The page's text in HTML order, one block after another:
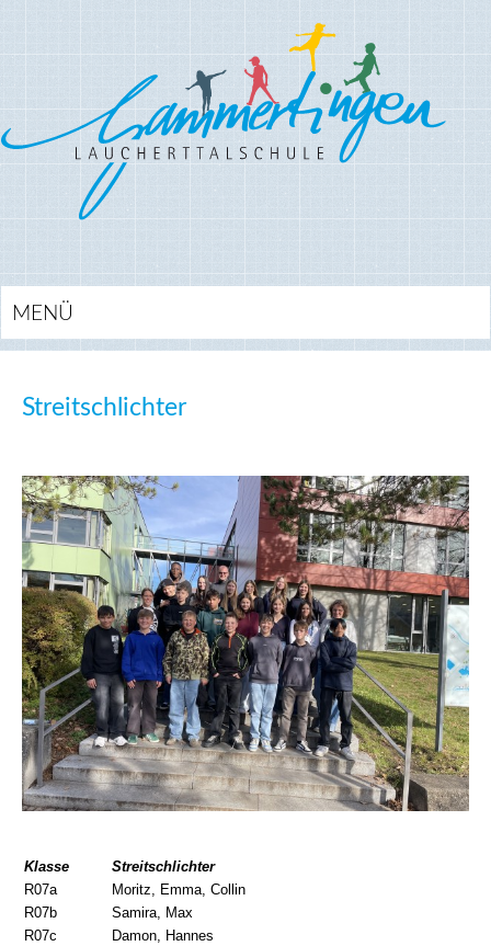
MENÜ
Streitschlichter
Klasse
Streitschlichter
R07a
Moritz, Emma, Collin
R07b
Samira, Max
R07c
Damon, Hannes